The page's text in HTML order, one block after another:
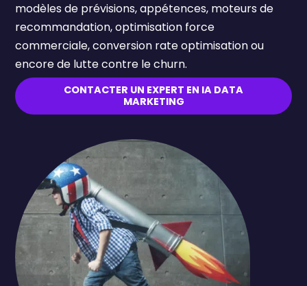
modèles de prévisions, appétences, moteurs de
recommandation, optimisation force
commerciale, conversion rate optimisation ou
encore de lutte contre le churn.
CONTACTER UN EXPERT EN IA DATA
MARKETING